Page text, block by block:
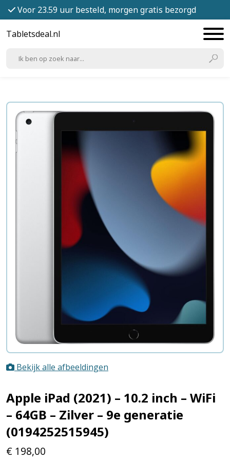
Voor 23.59 uur besteld, morgen gratis bezorgd
Tabletsdeal.nl
Bekijk alle afbeeldingen
Apple iPad (2021) – 10.2 inch – WiFi
– 64GB – Zilver – 9e generatie
(0194252515945)
€ 198,00